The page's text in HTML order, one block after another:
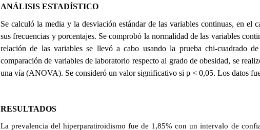
ANÁLISIS ESTADÍSTICO
Se calculó la media y la desviación estándar de las variables continuas, en el
sus frecuencias y porcentajes. Se comprobó la normalidad de las variables
relación de las variables se llevó a cabo usando la prueba chi-cuadrado
comparación de variables de laboratorio respecto al grado de obesidad, se
una vía (ANOVA). Se consideró un valor significativo si p < 0,05. Los datos
RESULTADOS
La prevalencia del hiperparatiroidismo fue de 1,85% con un intervalo de